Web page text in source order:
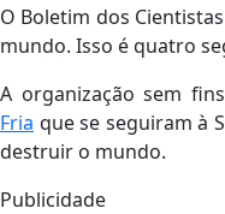
O Boletim dos
mundo. Isso é quatro
A organização sem
Fria que se seguiram à
destruir o mundo.
Publicidade